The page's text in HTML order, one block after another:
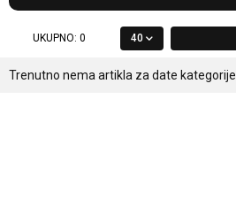
UKUPNO: 0 40
Trenutno nema artikla za date kategorije